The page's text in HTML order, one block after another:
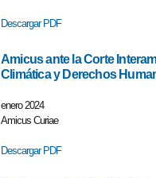
Descargar PDF
Amicus ante la Corte
Climática y Derechos
enero 2024
Amicus Curiae
Descargar PDF